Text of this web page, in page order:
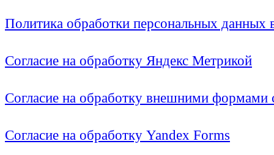
Политика обработки персональных
Согласие на обработку Яндекс Метрикой
Согласие на обработку внешними формами
Согласие на обработку Yandex Forms